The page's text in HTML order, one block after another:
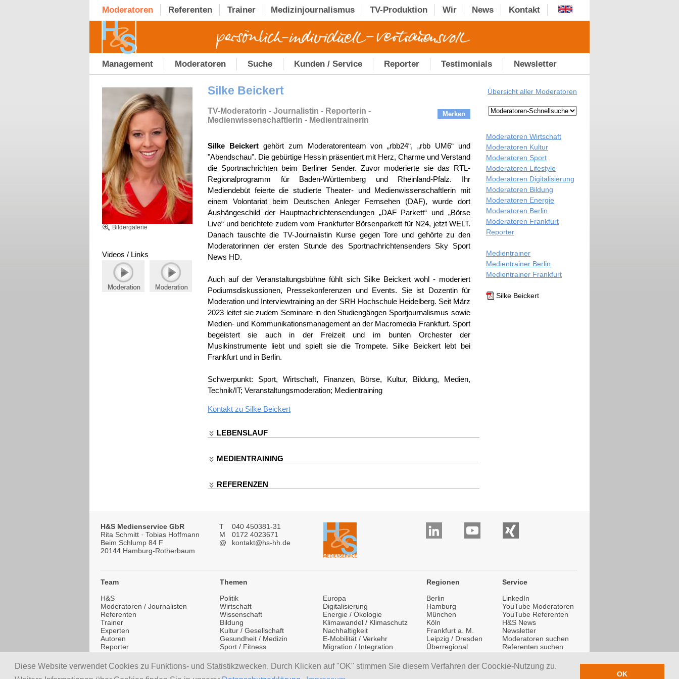
Diese Website verwendet Cookies zu Funktions- und Statistikzwecken. Durch Klicken auf "OK" stimmen Sie diesem Verfahren der Coockie-Nutzung zu.
OK
Moderatoren Referenten Trainer Medizinjournalismus TV-Produktion Wir News Kontakt
Management Moderatoren Suche Kunden / Service Reporter Testimonials Newsletter
Bildergalerie
Videos / Links
Silke Beickert
Merken
TV-Moderatorin - Journalistin - Reporterin -
Medienwissenschaftlerin - Medientrainerin
Silke Beickertgehört zum Moderatorenteam von „rbb24“, „rbb UM6“ und
"Abendschau". Die gebürtige Hessin präsentiert mit Herz, Charme und Verstand
die Sportnachrichten beim Berliner Sender. Zuvor moderierte sie das RTL-
Regionalprogramm für Baden-Württemberg und Rheinland-Pfalz. Ihr
Mediendebüt feierte die studierte Theater- und Medienwissenschaftlerin mit
einem Volontariat beim Deutschen Anleger Fernsehen (DAF), wurde dort
Aushängeschild der Hauptnachrichtensendungen „DAF Parkett“ und „Börse
Live“ und berichtete zudem vom Frankfurter Börsenparkett für N24, jetzt WELT.
Danach tauschte die TV-Journalistin Kurse gegen Tore und gehörte zu den
Moderatorinnen der ersten Stunde des Sportnachrichtensenders Sky Sport
News HD.
Auch auf der Veranstaltungsbühne fühlt sich Silke Beickert wohl - moderiert
Podiumsdiskussionen, Pressekonferenzen und Events. Sie ist Dozentin für
Moderation und Interviewtraining an der SRH Hochschule Heidelberg. Seit März
2023 leitet sie zudem Seminare in den Studiengängen Sportjournalismus sowie
Medien- und Kommunikationsmanagement an der Macromedia Frankfurt. Sport
begeistert sie auch in der Freizeit und im bunten Orchester der
Musikinstrumente liebt und spielt sie die Trompete. Silke Beickert lebt bei
Frankfurt und in Berlin.
Schwerpunkt: Sport, Wirtschaft, Finanzen, Börse, Kultur, Bildung, Medien,
Technik/IT; Veranstaltungsmoderation; Medientraining
Kontakt zu Silke Beickert
LEBENSLAUF
MEDIENTRAINING
REFERENZEN
Übersicht aller Moderatoren
Moderatoren Wirtschaft
Moderatoren Kultur
Moderatoren Sport
Moderatoren Lifestyle
Moderatoren Digitalisierung
Moderatoren Bildung
Moderatoren Energie
Moderatoren Berlin
Moderatoren Frankfurt
Reporter
Medientrainer
Medientrainer Berlin
Medientrainer Frankfurt
Silke Beickert
H&S Medienservice GbR
Rita Schmitt · Tobias Hoffmann
Beim Schlump 84 F
20144 Hamburg-Rotherbaum
T
040 450381-31
M
0172 4023671
@
kontakt@hs-hh.de
Team
H&S
Moderatoren / Journalisten
Referenten
Trainer
Experten
Autoren
Reporter
healthSPEAKERS.de
Themen
Politik
Wirtschaft
Wissenschaft
Bildung
Kultur / Gesellschaft
Gesundheit / Medizin
Sport / Fitness
Tourismus / Reisen
Europa
Digitalisierung
Energie / Ökologie
Klimawandel / Klimaschutz
Nachhaltigkeit
E-Mobilität / Verkehr
Migration / Integration
Vorträge / Keynotes
Regionen
Berlin
Hamburg
München
Köln
Frankfurt a. M.
Leipzig / Dresden
Überregional
Service
LinkedIn
YouTube Moderatoren
YouTube Referenten
H&S News
Newsletter
Moderatoren suchen
Referenten suchen